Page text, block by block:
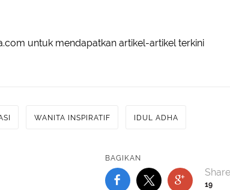
untuk mendapatkan artikel-artikel terkini
WANITA INSPIRATIF IDUL ADHA
BAGIKAN
19